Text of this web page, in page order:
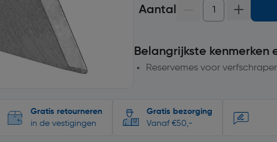
Aantal
Belangrijkste kenmerken
Reservemes voor
Gratis retourneren
in de vestigingen
Gratis bezorging
Vanaf €50,-